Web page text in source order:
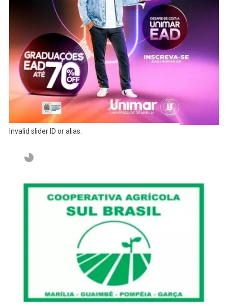
Invalid slider ID or alias.